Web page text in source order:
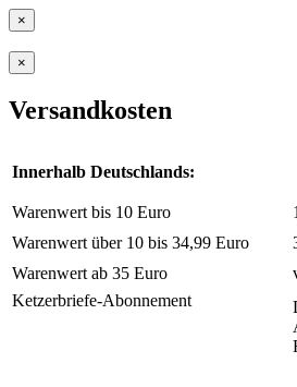
×
×
Versandkosten
Innerhalb Deutschlands:
Warenwert bis 10 Euro
Warenwert über 10 bis 34,99 Euro
Warenwert ab 35 Euro
Ketzerbriefe-Abonnement